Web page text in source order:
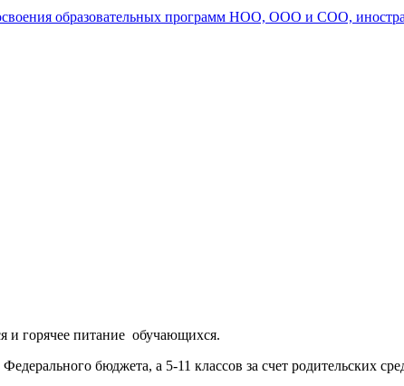
освоения образовательных программ НОО, ООО и СОО,
и горячее питание обучающихся.
бюджета, а 5-11 классов за счет родительских